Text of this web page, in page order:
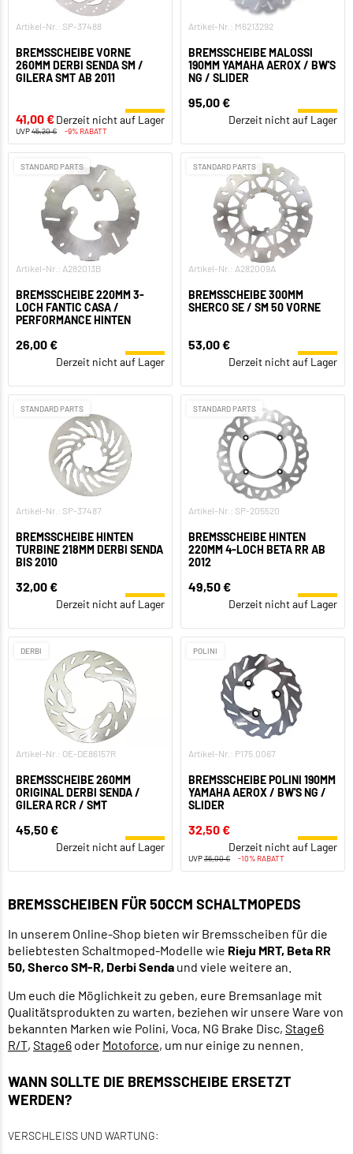
Artikel-Nr.: SP-37488
BREMSSCHEIBE VORNE
260MM DERBI SENDA SM /
GILERA SMT AB 2011
41,00 €Derzeit nicht auf Lager
UVP45,20 € -9% RABATT
Artikel-Nr.: M6213292
BREMSSCHEIBE MALOSSI
190MM YAMAHA AEROX / BW'S
NG / SLIDER
95,00 €
Derzeit nicht auf Lager
STANDARD PARTS
Artikel-Nr.: A282013B
BREMSSCHEIBE 220MM 3-
LOCH FANTIC CASA /
PERFORMANCE HINTEN
26,00 €
Derzeit nicht auf Lager
STANDARD PARTS
Artikel-Nr.: A282009A
BREMSSCHEIBE 300MM
SHERCO SE / SM 50 VORNE
53,00 €
Derzeit nicht auf Lager
STANDARD PARTS
Artikel-Nr.: SP-37487
BREMSSCHEIBE HINTEN
TURBINE 218MM DERBI SENDA
BIS 2010
32,00 €
Derzeit nicht auf Lager
STANDARD PARTS
Artikel-Nr.: SP-205520
BREMSSCHEIBE HINTEN
220MM 4-LOCH BETA RR AB
2012
49,50 €
Derzeit nicht auf Lager
DERBI
Artikel-Nr.: OE-DE86157R
BREMSSCHEIBE 260MM
ORIGINAL DERBI SENDA /
GILERA RCR / SMT
45,50 €
Derzeit nicht auf Lager
POLINI
Artikel-Nr.: P175.0067
BREMSSCHEIBE POLINI 190MM
YAMAHA AEROX / BW'S NG /
SLIDER
32,50 €
Derzeit nicht auf Lager
UVP36,00 € -10% RABATT
BREMSSCHEIBEN FÜR 50CCM SCHALTMOPEDS
In unserem Online-Shop bieten wir Bremsscheiben für die
beliebtesten Schaltmoped-Modelle wie Rieju MRT, Beta RR
50, Sherco SM-R, Derbi Senda und viele weitere an.
Um euch die Möglichkeit zu geben, eure Bremsanlage mit
Qualitätsprodukten zu warten, beziehen wir unsere Ware von
bekannten Marken wie Polini, Voca, NG Brake Disc, Stage6
R/T, Stage6 oder Motoforce, um nur einige zu nennen.
WANN SOLLTE DIE BREMSSCHEIBE ERSETZT
WERDEN?
VERSCHLEISS UND WARTUNG: